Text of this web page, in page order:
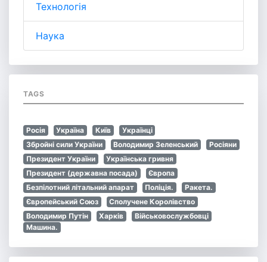
Технологія
Наука
TAGS
Росія Україна Київ
Українці
Збройні сили України
Володимир Зеленський
Росіяни
Президент України
Українська гривня
Президент (державна посада)
Європа
Безпілотний літальний апарат
Поліція.
Ракета.
Європейський Союз
Сполучене Королівство
Володимир Путін
Харків
Військовослужбовці
Машина.